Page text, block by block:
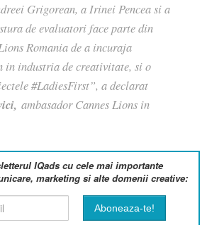
Grigorean, a Irinei Pencea si a
de evaluatori face parte din
Romania de a incuraja
in industria de creativitate, si o
#LadiesFirst”, a declarat
ambasador Cannes Lions in
IQads cu cele mai importante
marketing si alte domenii creative: